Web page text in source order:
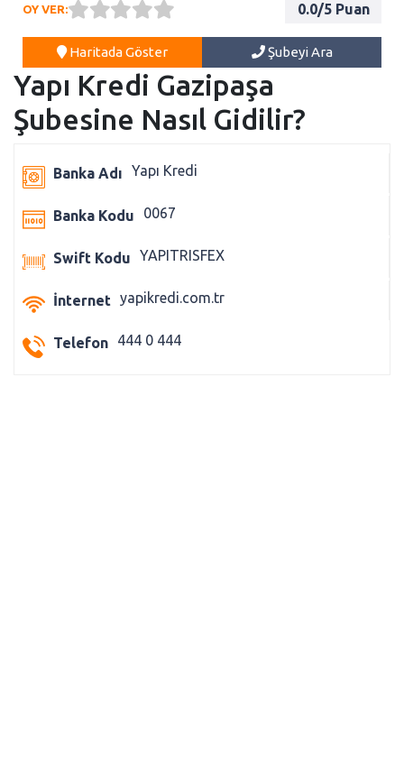
OY VER: 0.0/5 Puan
Haritada Göster Şubeyi Ara
Yapı Kredi Gazipaşa
Şubesine Nasıl Gidilir?
Banka Adı Yapı Kredi
Banka Kodu 0067
Swift Kodu YAPITRISFEX
İnternet yapikredi.com.tr
Telefon 444 0 444